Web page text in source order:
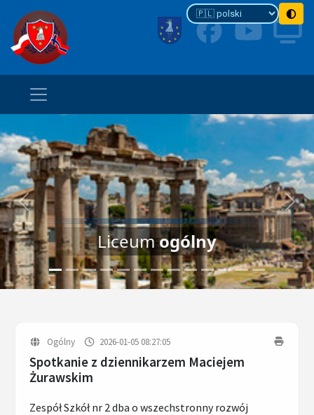
Liceumogólny
Previous Next
Ogólny 2026-01-05 08:27:05
Spotkanie z dziennikarzem Maciejem
Żurawskim
Zespół Szkół nr 2 dba o wszechstronny rozwój